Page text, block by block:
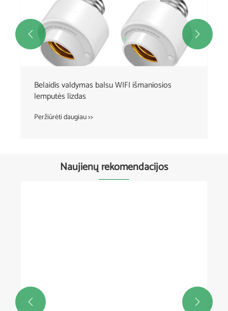
Belaidis valdymas balsu WIFI išmaniosios
lemputės lizdas
Peržiūrėti daugiau >>
 
Naujienų rekomendacijos
 